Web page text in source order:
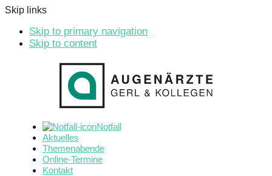
Skip links
Skip to primary navigation
Skip to content
Notfall
Aktuelles
Themenabende
Online-Termine
Kontakt